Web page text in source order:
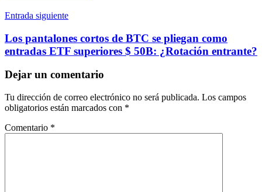
Entrada siguiente
Los pantalones cortos de BTC se pliegan como
entradas ETF superiores $ 50B: ¿Rotación entrante?
Dejar un comentario
Tu dirección de correo electrónico no será publicada. Los campos
obligatorios están marcados con *
Comentario *